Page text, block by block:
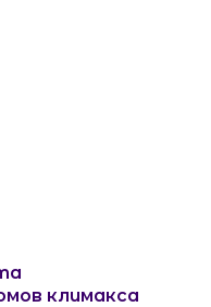
климакса